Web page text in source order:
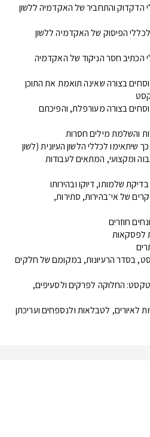
הדקדוק והתחביר של האקדמיה ללשון
הפיסוק של האקדמיה ללשון
הכתיב חסר הניקוד של האקדמיה
בצורה שאינה תואמת את התוכן
בצורה מעורפלת, והפיכתם
והשלמת מילים חסרות
כך שיתאימו לכללי הלשון העיונית (לשון
ומקצועי, המתאים לעבודות
שלמותו, דיוקו ובהירותו
של אי־בהירות, סתירות,
חוזרים
לפסקאות
בסדר הרעיונות, במקומם של חלקים
החלוקה לפרקים ולסעיפים,
לאיורים, לטבלאות ולנספחים ועריכתן